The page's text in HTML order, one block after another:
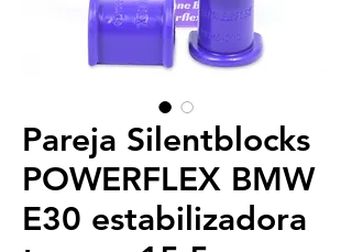
Pareja Silentblocks
POWERFLEX BMW
E30 estabilizadora